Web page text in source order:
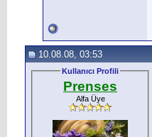
10.08.08, 03:53
Kullanıcı Profili
Prenses
Alfa Üye